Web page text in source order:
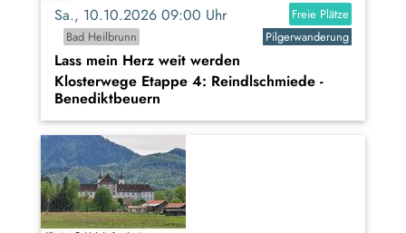
Sa., 10.10.2026 09:00 Uhr
Freie Plätze
Bad Heilbrunn
Pilgerwanderung
Lass mein Herz weit werden
Klosterwege Etappe 4: Reindlschmiede -
Benediktbeuern